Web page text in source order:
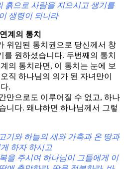
흙으로 사람을 지으시고 생기를
생령이 되니라
계의 통치
위임된 통치권으로 당신께서 창
원하셨습니다. 두번째의 통치
의 통치라면, 이 통치는 눈에 보
직 하나님의 의가 된 자녀만이
.
만으로도 이루어질 수 없고, 하나
니다. 왜냐하면 하나님께서 그렇
기와 하늘의 새와 가축과 온 땅과
하자 하시고
을 주시며 하나님이 그들에게 이